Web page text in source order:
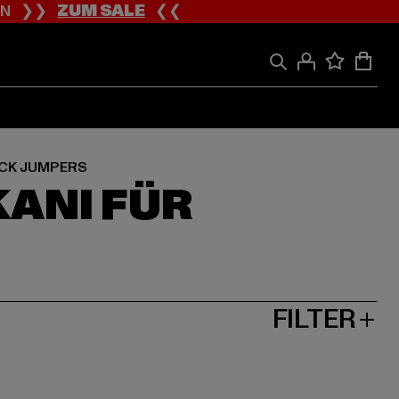
❯❯ZUM SALE❮❮
JUMPERS
FÜR
FILTER